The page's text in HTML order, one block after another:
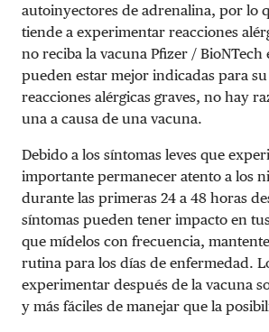
autoinyectores de adrenalina, por lo
tiende a experimentar reacciones
no reciba la vacuna Pfizer /
pueden estar mejor indicadas para
reacciones alérgicas graves, no hay
una a causa de una vacuna.
Debido a los síntomas leves que
importante permanecer atento a los
durante las primeras 24 a 48 horas
síntomas pueden tener impacto en
que mídelos con frecuencia,
rutina para los días de enfermedad.
experimentar después de la vacuna
y más fáciles de manejar que la